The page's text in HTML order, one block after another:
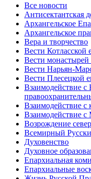
Все новости
Антисектантская
Архангельское
Архангельское
Вера и творчество
Вести Котласской
Вести монастырей
Вести Нарьян-
Вести Плесецкой
Взаимодействие
Взаимодействие с
Взаимодействие
Возрождение
Всемирный
Духовенство
Духовное
Епархиальная
Епархиальные